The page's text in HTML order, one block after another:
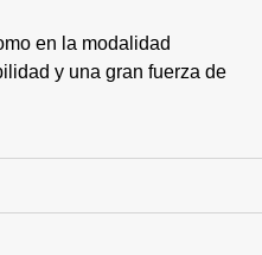
en la modalidad
y una gran fuerza de